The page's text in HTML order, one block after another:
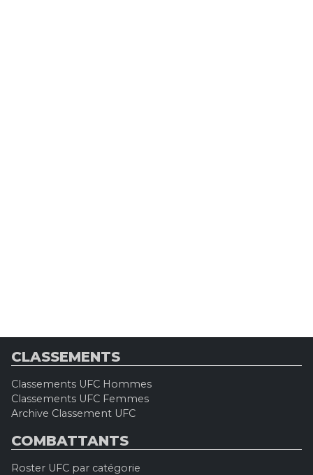
CLASSEMENTS
Classements UFC Hommes
Classements UFC Femmes
Archive Classement UFC
COMBATTANTS
Roster UFC par catégorie